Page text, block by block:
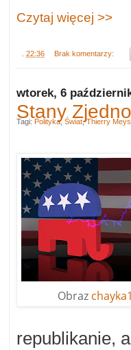
Czytaj więcej >>
22:36 Brak komentarzy:
wtorek, 6
Stany
Obraz
republikanie,
Tagi: Polityka, Świat,Thierry